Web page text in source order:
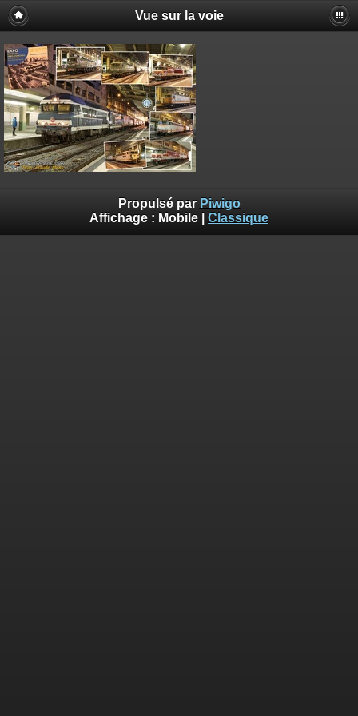
Vue sur la voie
Propulsé par Piwigo
Affichage : Mobile Classique